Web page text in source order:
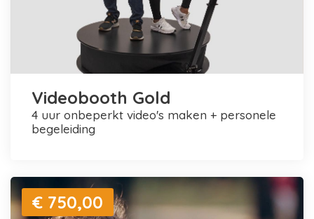
Videobooth Gold
4 uur onbeperkt video's maken + personele
begeleiding
€ 750,00